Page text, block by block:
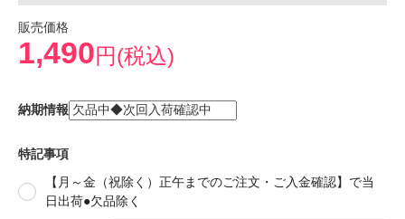
販売価格
1,490円(税込)
納期情報
特記事項
【月～金（祝除く）正午までのご注文・ご入金確認】で当
日出荷●欠品除く